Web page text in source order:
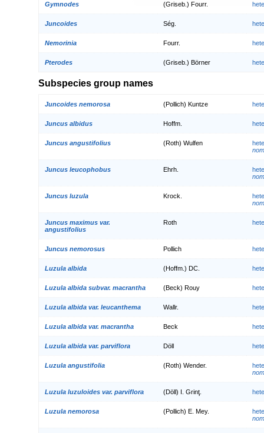
Gymnodes (Griseb.) Fourr.
Juncoides Ség.
Nemorinia Fourr.
Pterodes (Griseb.) Börner
Subspecies group names
Juncoides nemorosa (Pollich) Kuntze
Juncus albidus Hoffm.
Juncus angustifolius (Roth) Wulfen
Juncus leucophobus Ehrh.
Juncus luzula Krock.
Juncus maximus var.
angustifolius
Roth
Juncus nemorosus Pollich
Luzula albida (Hoffm.) DC.
Luzula albida subvar. macrantha (Beck) Rouy
Luzula albida var. leucanthema Wallr.
Luzula albida var. macrantha Beck
Luzula albida var. parviflora Döll
Luzula angustifolia (Roth) Wender.
Luzula luzuloides var. parviflora (Döll) I. Grinţ.
Luzula nemorosa (Pollich) E. Mey.